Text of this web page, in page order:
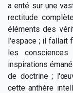
a enté sur une
rectitude
éléments des
l'espace ; il fallait
les
inspirations
de doctrine ;
cette anthère